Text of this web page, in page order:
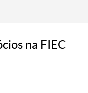
na FIEC